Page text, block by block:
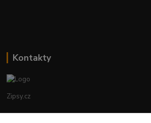
Kontakty
Zipsy.cz